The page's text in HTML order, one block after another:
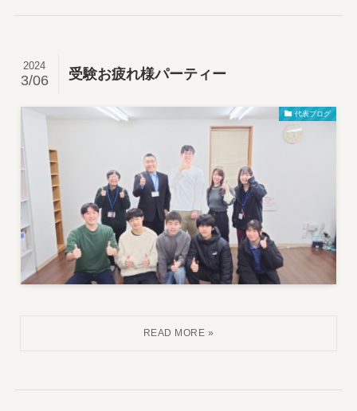
受験お疲れ様パーティー
2024
3/06
代表ブログ